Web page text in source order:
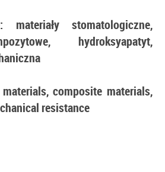
materiały stomatologiczne,
hydroksyapatyt,
composite materials,
resistance